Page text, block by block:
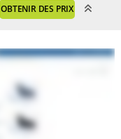
OBTENIR DES PRIX